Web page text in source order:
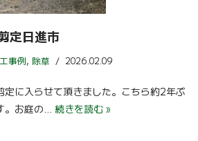
定日進市
事例, 除草 2026.02.09
定に入らせて頂きました。こちら約2年ぶ
。お庭の… 続きを読む »